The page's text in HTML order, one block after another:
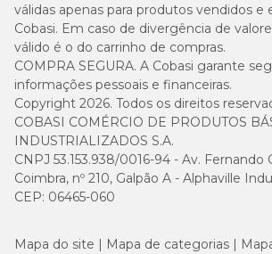
válidas apenas para produtos vendidos e
Cobasi. Em caso de divergência de
válido é o do carrinho de compras.
COMPRA SEGURA. A Cobasi garante
informações pessoais e financeiras.
Copyright 2026. Todos os direitos
COBASI COMÉRCIO DE PRODUTOS
INDUSTRIALIZADOS S.A.
CNPJ 53.153.938/0016-94 - Av. Fernando
Coimbra, nº 210, Galpão A - Alphaville
CEP: 06465-060
Mapa do site Mapa de categorias